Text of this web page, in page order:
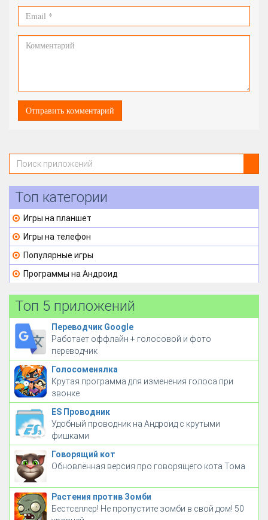
Топ категории
Игры на планшет
Игры на телефон
Популярные игры
Программы на Андроид
Топ 5 приложений
Переводчик Google
Работает оффлайн + голосовой и фото
переводчик
Голосоменялка
Крутая программа для изменения голоса при
звонке
ES Проводник
Удобный проводник на Андроид с крутыми
фишками
Говорящий кот
Обновлённая версия про говорящего кота Тома
Растения против Зомби
Бестселлер! Не пропустите зомби в свой дом! 50